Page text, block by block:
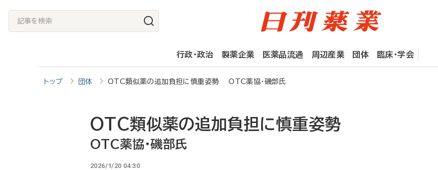
記
事
行政・政治 製薬企業 医薬品流通 周辺産業 団体 臨床・学会
トップ 団体 OTC類似薬の追加負担に慎重姿勢 OTC薬協・磯部氏
OTC類似薬の追加負担に慎重姿勢
OTC薬協・磯部氏
2026/1/20 04:30